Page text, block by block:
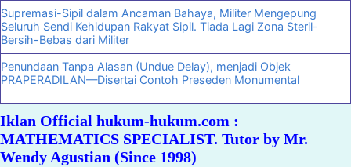
Supremasi-Sipil dalam Ancaman Bahaya, Militer Mengepung
Seluruh Sendi Kehidupan Rakyat Sipil. Tiada Lagi Zona Steril-
Bersih-Bebas dari Militer
Penundaan Tanpa Alasan (Undue Delay), menjadi Objek
PRAPERADILAN—Disertai Contoh Preseden Monumental
Iklan Official hukum-hukum.com :
MATHEMATICS SPECIALIST. Tutor by Mr.
Wendy Agustian (Since 1998)